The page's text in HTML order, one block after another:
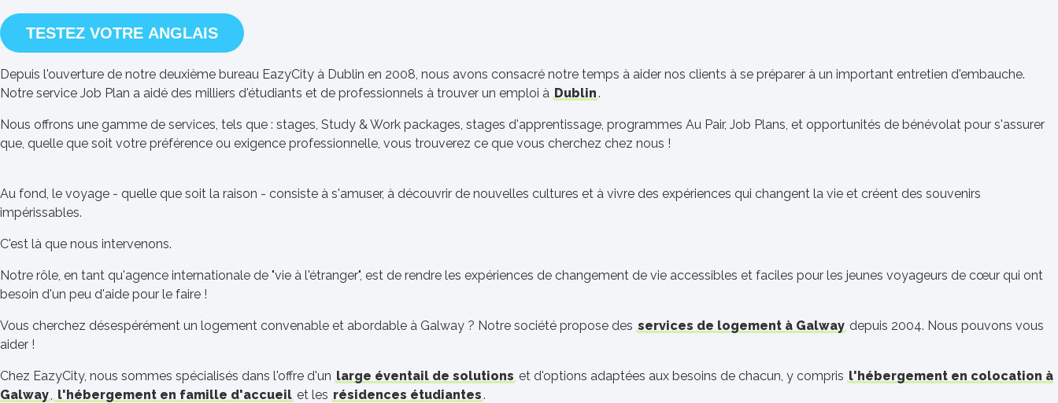
TESTEZ VOTRE ANGLAIS
Depuis l'ouverture de notre deuxième bureau EazyCity à Dublin en 2008, nous avons consacré notre temps à aider nos clients à se préparer à un important entretien d'embauche.
Notre service Job Plan a aidé des milliers d'étudiants et de professionnels à trouver un emploi à Dublin.
Nous offrons une gamme de services, tels que : stages, Study & Work packages, stages d'apprentissage, programmes Au Pair, Job Plans, et opportunités de bénévolat pour s'assurer
que, quelle que soit votre préférence ou exigence professionnelle, vous trouverez ce que vous cherchez chez nous !
Au fond, le voyage - quelle que soit la raison - consiste à s'amuser, à découvrir de nouvelles cultures et à vivre des expériences qui changent la vie et créent des souvenirs
impérissables.
C'est là que nous intervenons.
Notre rôle, en tant qu'agence internationale de "vie à l'étranger", est de rendre les expériences de changement de vie accessibles et faciles pour les jeunes voyageurs de cœur qui ont
besoin d'un peu d'aide pour le faire !
Vous cherchez désespérément un logement convenable et abordable à Galway ? Notre société propose des services de logement à Galway depuis 2004. Nous pouvons vous
aider !
Chez EazyCity, nous sommes spécialisés dans l'offre d'un large éventail de solutions et d'options adaptées aux besoins de chacun, y compris l'hébergement en colocation à
Galway, l'hébergement en famille d'accueil et les résidences étudiantes.